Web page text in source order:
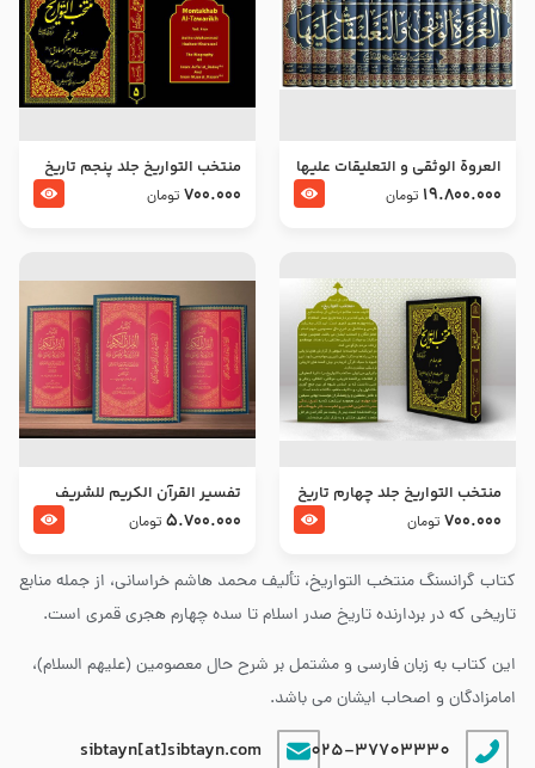
کتاب گرانسنگ منتخب التواريخ، تألیف محمد هاشم خراسانی، از جمله منابع
تاریخی که در بردارنده تاریخ صدر اسلام تا سده چهارم هجری قمری است.
این کتاب به زبان فارسی و مشتمل بر شرح حال معصومین (علیهم السلام)،
امامزادگان و اصحاب ایشان می باشد.
025-37703330
sibtayn[at]sibtayn.com
العروة الوثقى و التعليقات عليها
– طرح جدید
19.800.000 تومان
منتخب التواریخ جلد پنجم تاریخ
امام جعفر صادق و امام موسی
700.000 تومان
منتخب التواریخ جلد چهارم تاریخ
امام زین العابدین و امام محمد
700.000 تومان
تفسير القرآن الكريم للشريف
المرتضي قدس سرّه
5.700.000 تومان